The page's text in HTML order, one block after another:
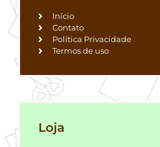
Início
Contato
Política Privacidade
Termos de uso
Loja